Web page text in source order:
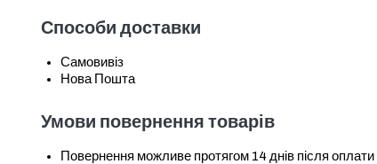
Способи доставки
Самовивіз
Нова Пошта
Умови повернення товарів
Повернення можливе протягом 14 днів після оплати